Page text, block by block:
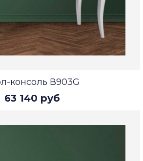
консоль В903G
63 140 руб